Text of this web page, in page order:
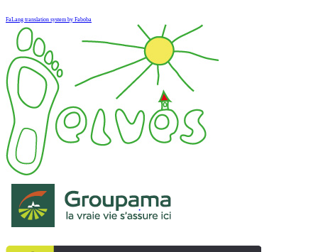
FaLang translation system by Faboba